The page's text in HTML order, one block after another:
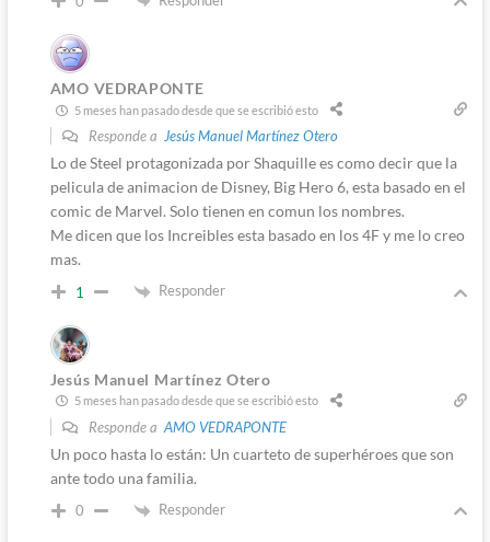
AMO VEDRAPONTE
5 meses han pasado desde que se escribió esto
Responde a Jesús Manuel Martínez Otero
Lo de Steel protagonizada por Shaquille es como decir que la
pelicula de animacion de Disney, Big Hero 6, esta basado en el
comic de Marvel. Solo tienen en comun los nombres.
Me dicen que los Increibles esta basado en los 4F y me lo creo
mas.
1 Responder
Jesús Manuel Martínez Otero
5 meses han pasado desde que se escribió esto
Responde a AMO VEDRAPONTE
Un poco hasta lo están: Un cuarteto de superhéroes que son
ante todo una familia.
0 Responder